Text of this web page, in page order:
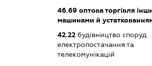
46.69 оптова торгівля
машинами й
42.22 будівництво споруд
електропостачання та
телекомунікацій